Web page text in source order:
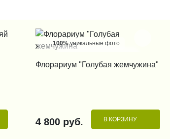
100%уникальные фото
КУПИТЬ В 1 КЛИК
Флорариум "Голубая жемчужина"
4 800 руб. В КОРЗИНУ